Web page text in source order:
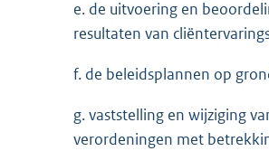
e. de uitvoering en
resultaten van
f. de beleidsplannen op
g. vaststelling en wijziging
verordeningen met